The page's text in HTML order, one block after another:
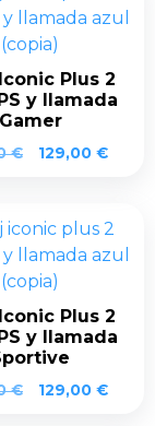
Plus 2
y llamada
Gamer
€
El
era:
149,00 €.
129,00 €El
Plus 2
y llamada
€
El
129,00 €El